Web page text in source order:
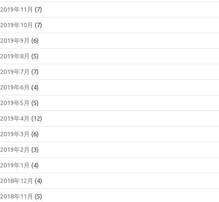
2019年11月 (7)
2019年10月 (7)
2019年9月 (6)
2019年8月 (5)
2019年7月 (7)
2019年6月 (4)
2019年5月 (5)
2019年4月 (12)
2019年3月 (6)
2019年2月 (3)
2019年1月 (4)
2018年12月 (4)
2018年11月 (5)